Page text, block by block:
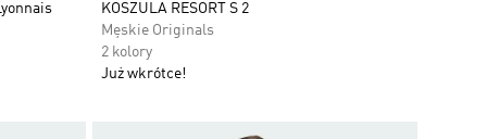
KOSZULA RESORT S 2
Męskie Originals
2 kolory
Już wkrótce!